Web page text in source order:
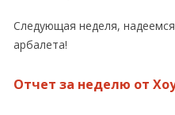
Следующая неделя,
арбалета!
Отчет за неделю от